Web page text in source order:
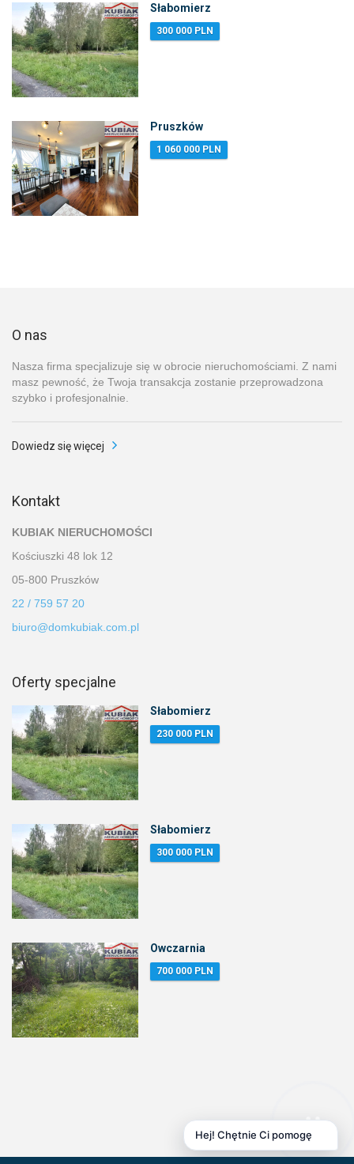
Słabomierz
300 000 PLN
Pruszków
1 060 000 PLN
O nas
Nasza firma specjalizuje się w obrocie nieruchomościami. Z nami
masz pewność, że Twoja transakcja zostanie przeprowadzona
szybko i profesjonalnie.
Dowiedz się więcej
Kontakt
KUBIAK NIERUCHOMOŚCI
Kościuszki 48 lok 12
05-800 Pruszków
22 / 759 57 20
biuro@domkubiak.com.pl
Oferty specjalne
Słabomierz
230 000 PLN
Słabomierz
300 000 PLN
Owczarnia
700 000 PLN
Hej! Chętnie Ci pomogę